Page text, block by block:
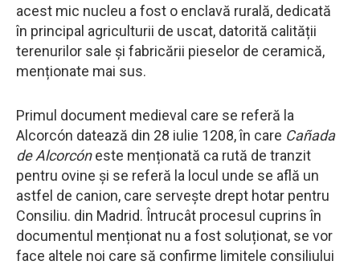
acest mic nucleu a fost o enclavă rurală, dedicată
în principal agriculturii de uscat, datorită calității
terenurilor sale și fabricării pieselor de ceramică,
menționate mai sus.
Primul document medieval care se referă la
Alcorcón datează din 28 iulie 1208, în care Cañada
de Alcorcóneste menționată ca rută de tranzit
pentru ovine și se referă la locul unde se află un
astfel de canion, care servește drept hotar pentru
Consiliu. din Madrid. Întrucât procesul cuprins în
documentul menționat nu a fost soluționat, se vor
face altele noi care să confirme limitele consiliului